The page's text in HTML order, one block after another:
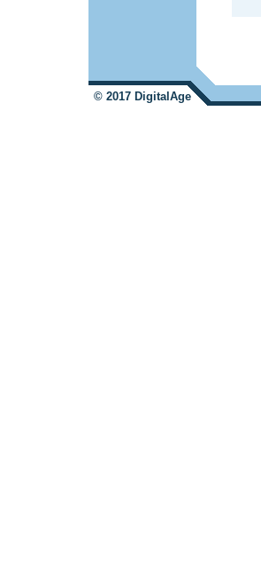
© 2017 DigitalAge